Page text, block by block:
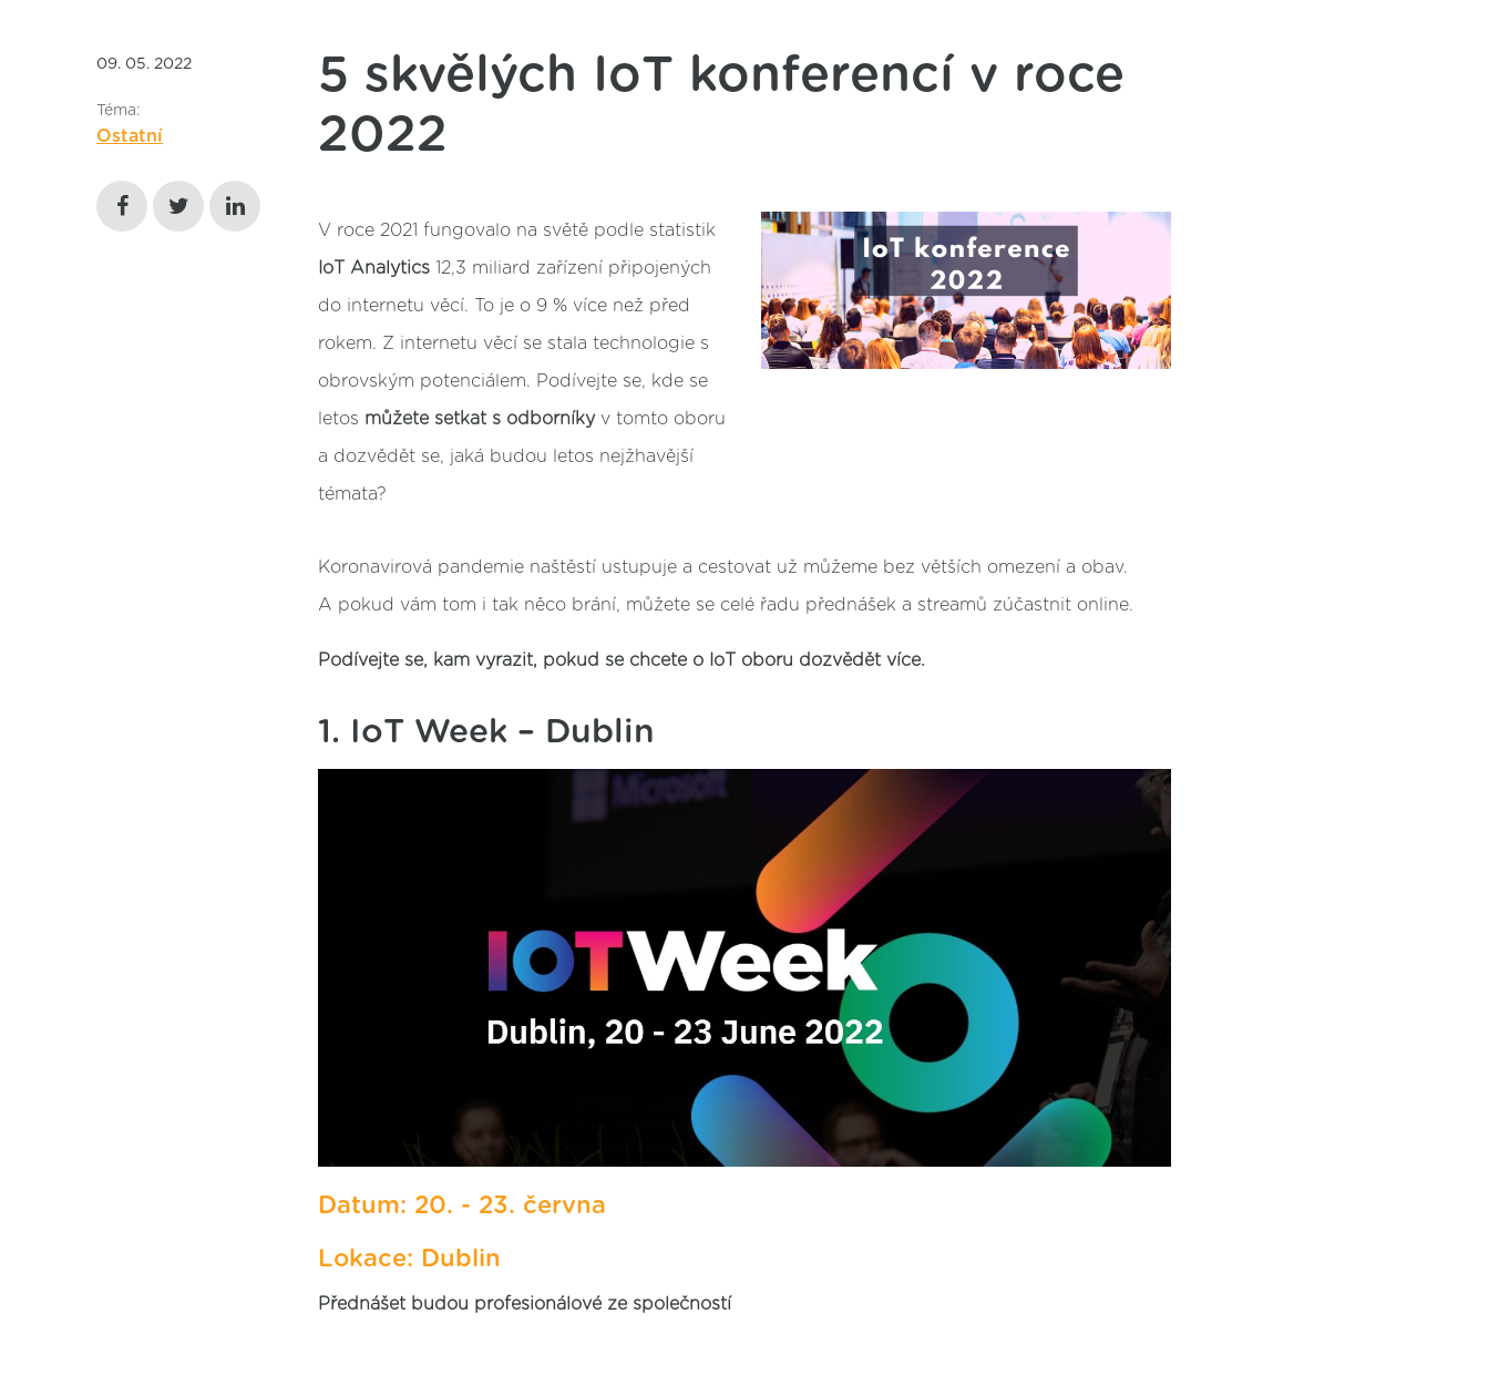
09. 05. 2022
Téma:
Ostatní
5 skvělých IoT konferencí v roce
2022
V roce 2021 fungovalo na světě podle statistik
IoT Analytics 12,3 miliard zařízení připojených
do internetu věcí. To je o 9 % více než před
rokem. Z internetu věcí se stala technologie s
obrovským potenciálem. Podívejte se, kde se
letos můžete setkat s odborníky v tomto oboru
a dozvědět se, jaká budou letos nejžhavější
témata?
Koronavirová pandemie naštěstí ustupuje a cestovat už můžeme bez větších omezení a obav.
A pokud vám tom i tak něco brání, můžete se celé řadu přednášek a streamů zúčastnit online.
Podívejte se, kam vyrazit, pokud se chcete o IoT oboru dozvědět více.
1. IoT Week – Dublin
Datum: 20. - 23. června
Lokace: Dublin
Přednášet budou profesionálové ze společností